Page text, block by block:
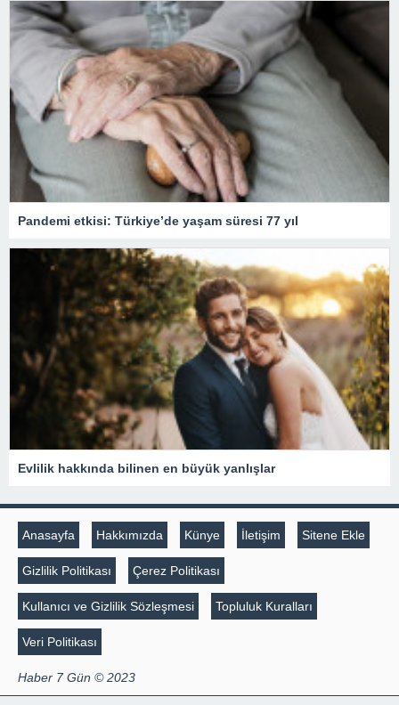
Pandemi etkisi: Türkiye’de yaşam süresi 77 yıl
Evlilik hakkında bilinen en büyük yanlışlar
Anasayfa Hakkımızda Künye İletişim Sitene Ekle
Gizlilik Politikası Çerez Politikası
Kullanıcı ve Gizlilik Sözleşmesi Topluluk Kuralları
Veri Politikası
Haber 7 Gün © 2023